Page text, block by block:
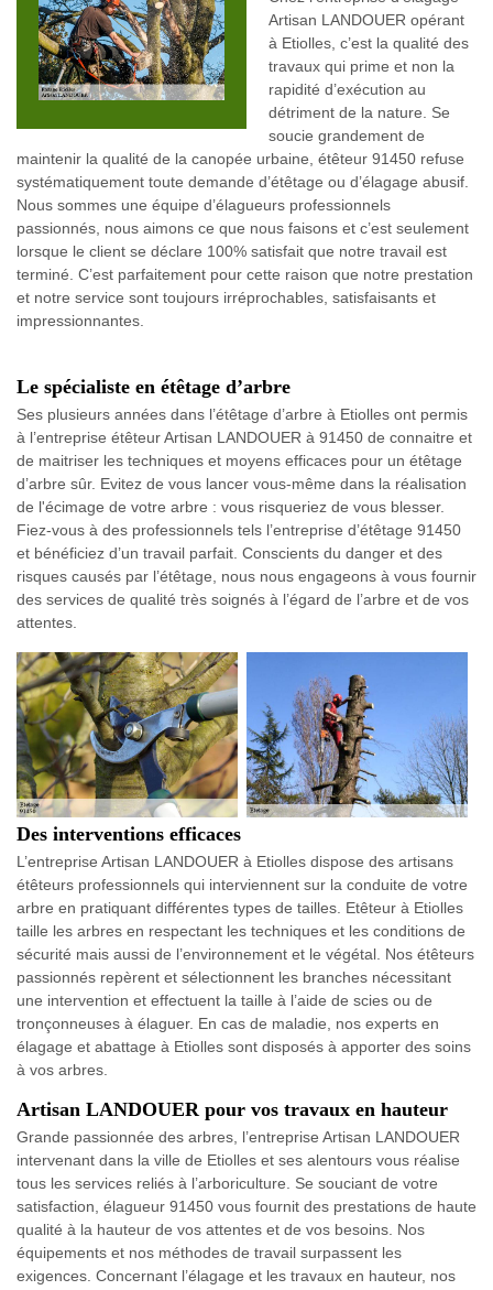
Artisan LANDOUER opérant
à Etiolles, c’est la qualité des
travaux qui prime et non la
rapidité d’exécution au
détriment de la nature. Se
soucie grandement de
maintenir la qualité de la canopée urbaine, étêteur 91450 refuse
systématiquement toute demande d’étêtage ou d’élagage abusif.
Nous sommes une équipe d’élagueurs professionnels
passionnés, nous aimons ce que nous faisons et c’est seulement
lorsque le client se déclare 100% satisfait que notre travail est
terminé. C’est parfaitement pour cette raison que notre prestation
et notre service sont toujours irréprochables, satisfaisants et
impressionnantes.
Le spécialiste en étêtage d’arbre
Ses plusieurs années dans l’étêtage d’arbre à Etiolles ont permis
à l’entreprise étêteur Artisan LANDOUER à 91450 de connaitre et
de maitriser les techniques et moyens efficaces pour un étêtage
d’arbre sûr. Evitez de vous lancer vous-même dans la réalisation
de l'écimage de votre arbre : vous risqueriez de vous blesser.
Fiez-vous à des professionnels tels l’entreprise d’étêtage 91450
et bénéficiez d’un travail parfait. Conscients du danger et des
risques causés par l’étêtage, nous nous engageons à vous fournir
des services de qualité très soignés à l’égard de l’arbre et de vos
attentes.
Des interventions efficaces
L’entreprise Artisan LANDOUER à Etiolles dispose des artisans
étêteurs professionnels qui interviennent sur la conduite de votre
arbre en pratiquant différentes types de tailles. Etêteur à Etiolles
taille les arbres en respectant les techniques et les conditions de
sécurité mais aussi de l’environnement et le végétal. Nos étêteurs
passionnés repèrent et sélectionnent les branches nécessitant
une intervention et effectuent la taille à l’aide de scies ou de
tronçonneuses à élaguer. En cas de maladie, nos experts en
élagage et abattage à Etiolles sont disposés à apporter des soins
à vos arbres.
Artisan LANDOUER pour vos travaux en hauteur
Grande passionnée des arbres, l’entreprise Artisan LANDOUER
intervenant dans la ville de Etiolles et ses alentours vous réalise
tous les services reliés à l’arboriculture. Se souciant de votre
satisfaction, élagueur 91450 vous fournit des prestations de haute
qualité à la hauteur de vos attentes et de vos besoins. Nos
équipements et nos méthodes de travail surpassent les
exigences. Concernant l’élagage et les travaux en hauteur, nos